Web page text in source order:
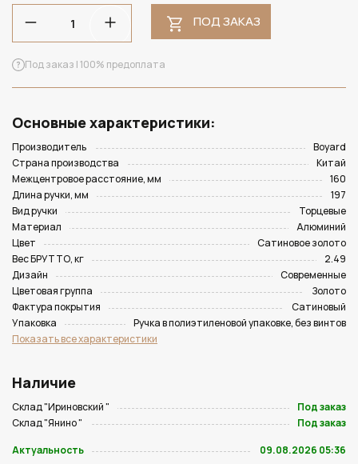
ПОД ЗАКАЗ
Под заказ | 100% предоплата
Основные характеристики:
Производитель
Boyard
Страна производства
Китай
Межцентровое расстояние, мм
160
Длина ручки, мм
197
Вид ручки
Торцевые
Материал
Алюминий
Цвет
Сатиновое золото
Вес БРУТТО, кг
2.49
Дизайн
Современные
Цветовая группа
Золото
Фактура покрытия
Сатиновый
Упаковка
Ручка в полиэтиленовой упаковке, без винтов
Показать все характеристики
Наличие
Склад "Ириновский "
Под заказ
Склад "Янино "
Под заказ
Актуальность
09.08.2026 05:36